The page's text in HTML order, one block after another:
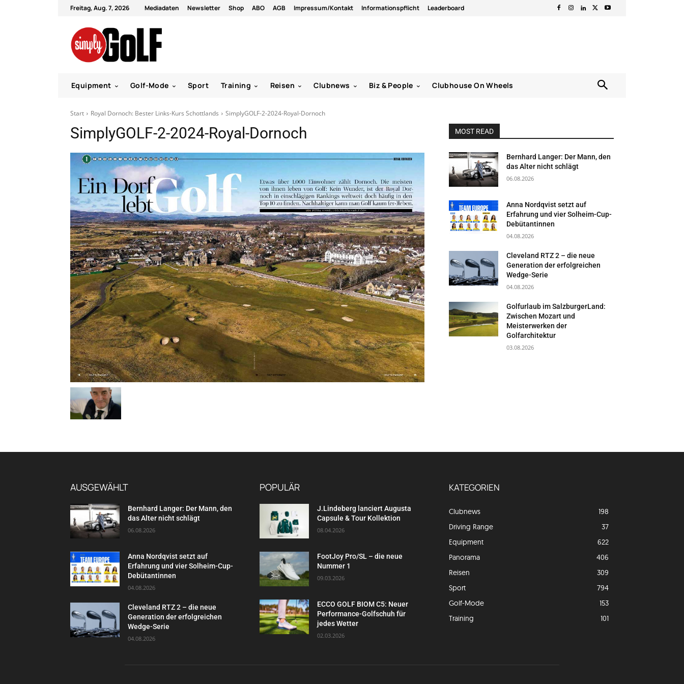
Freitag, Aug. 7, 2026 Mediadaten Newsletter Shop ABO AGB Impressum/Kontakt Informationspflicht Leaderboard
Equipment Golf-Mode Sport Training Reisen Clubnews Biz & People Clubhouse On Wheels
Start Royal Dornoch: Bester Links-Kurs Schottlands SimplyGOLF-2-2024-Royal-Dornoch
SimplyGOLF-2-2024-Royal-Dornoch MOST READ
Bernhard Langer: Der Mann, den
das Alter nicht schlägt
06.08.2026
Anna Nordqvist setzt auf
Erfahrung und vier Solheim-Cup-
Debütantinnen
04.08.2026
Cleveland RTZ 2 – die neue
Generation der erfolgreichen
Wedge-Serie
04.08.2026
Golfurlaub im SalzburgerLand:
Zwischen Mozart und
Meisterwerken der
Golfarchitektur
03.08.2026
AUSGEWÄHLT
Bernhard Langer: Der Mann, den
das Alter nicht schlägt
06.08.2026
Anna Nordqvist setzt auf
Erfahrung und vier Solheim-Cup-
Debütantinnen
04.08.2026
Cleveland RTZ 2 – die neue
Generation der erfolgreichen
Wedge-Serie
04.08.2026
POPULÄR
J.Lindeberg lanciert Augusta
Capsule & Tour Kollektion
08.04.2026
FootJoy Pro/SL – die neue
Nummer 1
09.03.2026
ECCO GOLF BIOM C5: Neuer
Performance-Golfschuh für
jedes Wetter
02.03.2026
KATEGORIEN
Clubnews
198
Driving Range
37
Equipment
622
Panorama
406
Reisen
309
Sport
794
Golf-Mode
153
Training
101